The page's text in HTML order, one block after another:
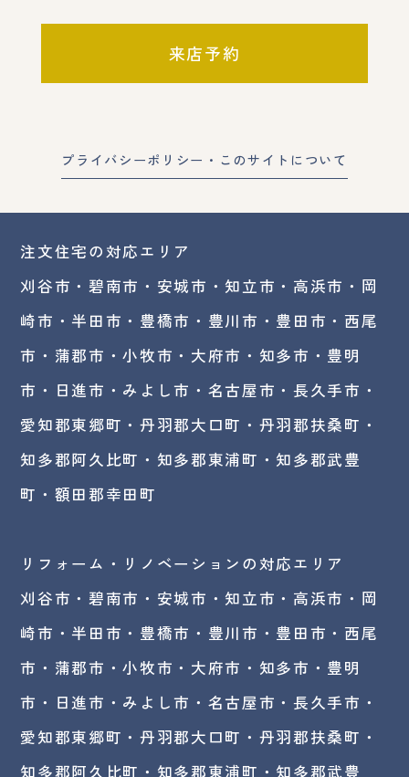
来店予約
プライバシーポリシー・このサイトについて
注文住宅の対応エリア
刈谷市・碧南市・ 安城市 ・知立市 ・高浜市・ 岡
崎市 ・半田市・豊橋市・豊川市・豊田市・西尾
市・蒲郡市・小牧市・大府市・知多市・豊明
市・日進市・みよし市・ 名古屋市 ・長久手市・
愛知郡東郷町・丹羽郡大口町・丹羽郡扶桑町・
知多郡阿久比町・知多郡東浦町・知多郡武豊
町・額田郡幸田町
リフォーム・リノベーションの対応エリア
刈谷市・碧南市・ 安城市 ・知立市・高浜市・岡
崎市・半田市・豊橋市・豊川市・豊田市・西尾
市・蒲郡市・小牧市・大府市・知多市・豊明
市・日進市・みよし市・名古屋市・長久手市・
愛知郡東郷町・丹羽郡大口町・丹羽郡扶桑町・
知多郡阿久比町・知多郡東浦町・知多郡武豊